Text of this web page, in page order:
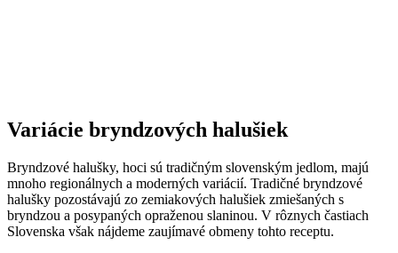
Variácie bryndzových halušiek
Bryndzové halušky, hoci sú tradičným slovenským jedlom, majú
mnoho regionálnych a moderných variácií. Tradičné bryndzové
halušky pozostávajú zo zemiakových halušiek zmiešaných s
bryndzou a posypaných opraženou slaninou. V rôznych častiach
Slovenska však nájdeme zaujímavé obmeny tohto receptu.